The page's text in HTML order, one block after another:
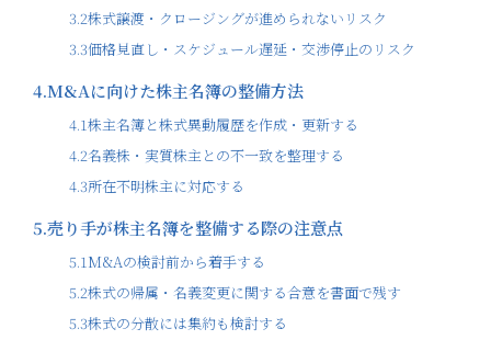
3.2株式譲渡・クロージングが進められないリスク
3.3価格見直し・スケジュール遅延・交渉停止のリスク
4.M&Aに向けた株主名簿の整備方法
4.1株主名簿と株式異動履歴を作成・更新する
4.2名義株・実質株主との不一致を整理する
4.3所在不明株主に対応する
5.売り手が株主名簿を整備する際の注意点
5.1M&Aの検討前から着手する
5.2株式の帰属・名義変更に関する合意を書面で残す
5.3株式の分散には集約も検討する